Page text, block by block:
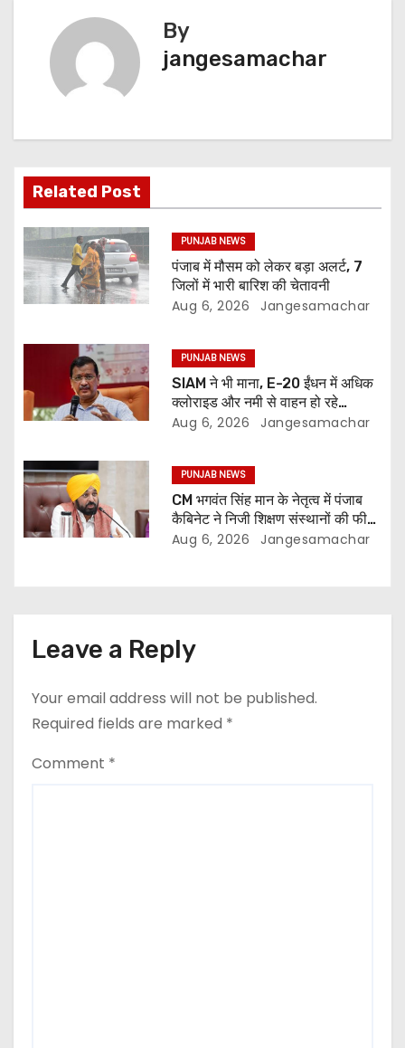
By
jangesamachar
Related Post
PUNJAB NEWS
पंजाब में मौसम को लेकर बड़ा अलर्ट, 7
जिलों में भारी बारिश की चेतावनी
Aug 6, 2026 Jangesamachar
PUNJAB NEWS
SIAM ने भी माना, E-20 ईंधन में अधिक
क्लोराइड और नमी से वाहन हो रहे
प्रभावित: अरविंद केजरीवाल
Aug 6, 2026 Jangesamachar
PUNJAB NEWS
CM भगवंत सिंह मान के नेतृत्व में पंजाब
कैबिनेट ने निजी शिक्षण संस्थानों की फीस
नियमन (संशोधन) विधेयक-2026 को
Aug 6, 2026 Jangesamachar
Leave a Reply
Your email address will not be published.
Required fields are marked *
Comment *